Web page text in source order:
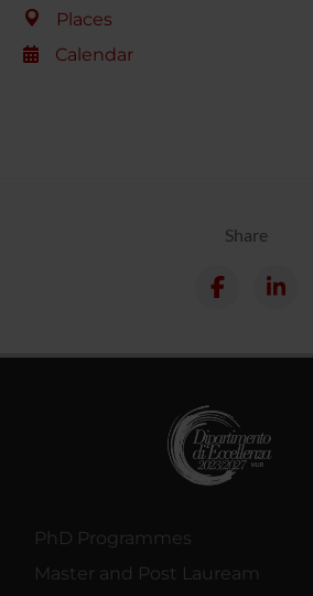
Places
Calendar
Share
PhD Programmes
Master and Post Lauream